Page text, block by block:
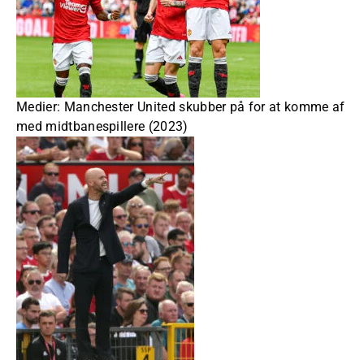
Medier: Manchester United skubber på for at komme af
med midtbanespillere (2023)